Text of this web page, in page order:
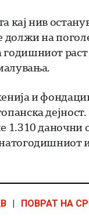
кај нив
должи на
и
1.310
| ПОВРАТ НА